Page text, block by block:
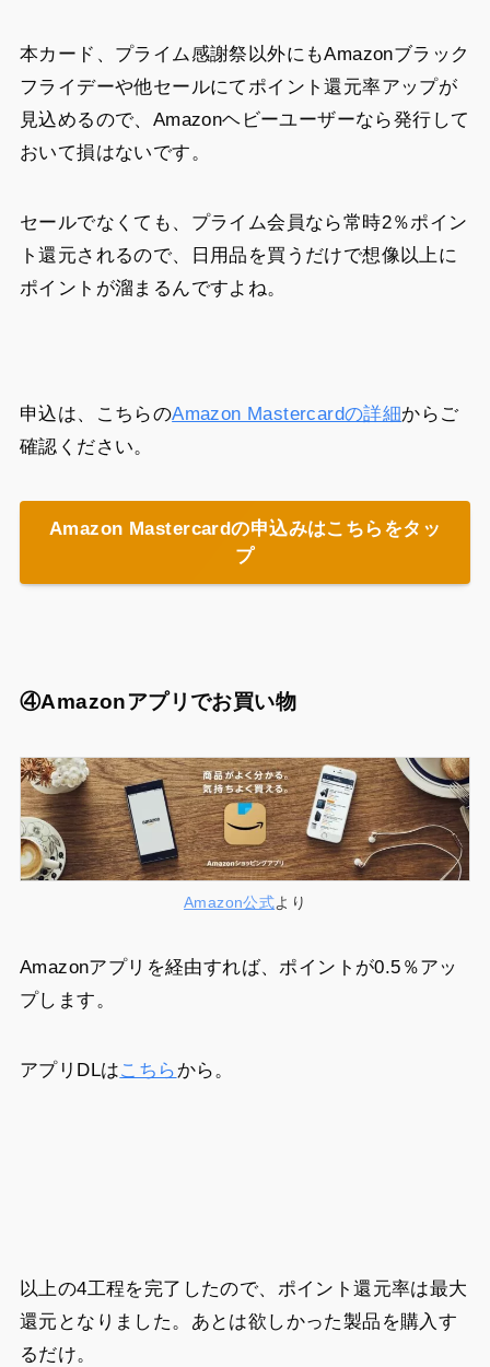
本カード、プライム感謝祭以外にもAmazonブラック
フライデーや他セールにてポイント還元率アップが
見込めるので、Amazonヘビーユーザーなら発行して
おいて損はないです。
セールでなくても、プライム会員なら常時2％ポイン
ト還元されるので、日用品を買うだけで想像以上に
ポイントが溜まるんですよね。
申込は、こちらのAmazon Mastercardの詳細からご
確認ください。
Amazon Mastercardの申込みはこちらをタッ
プ
④Amazonアプリでお買い物
Amazon公式より
Amazonアプリを経由すれば、ポイントが0.5％アッ
プします。
アプリDLはこちら から。
以上の4工程を完了したので、ポイント還元率は最大
還元となりました。あとは欲しかった製品を購入す
るだけ。